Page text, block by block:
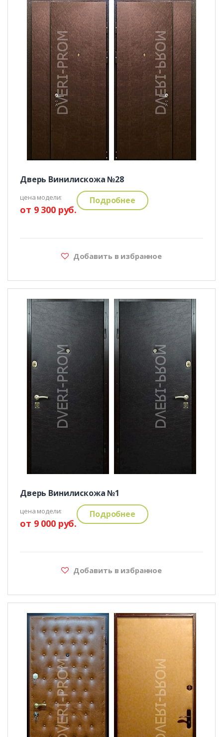
Дверь Винилискожа №28
цена модели:
от 9 300 руб.
Подробнее
Добавить в избранное
Дверь Винилискожа №1
цена модели:
от 9 000 руб.
Подробнее
Добавить в избранное